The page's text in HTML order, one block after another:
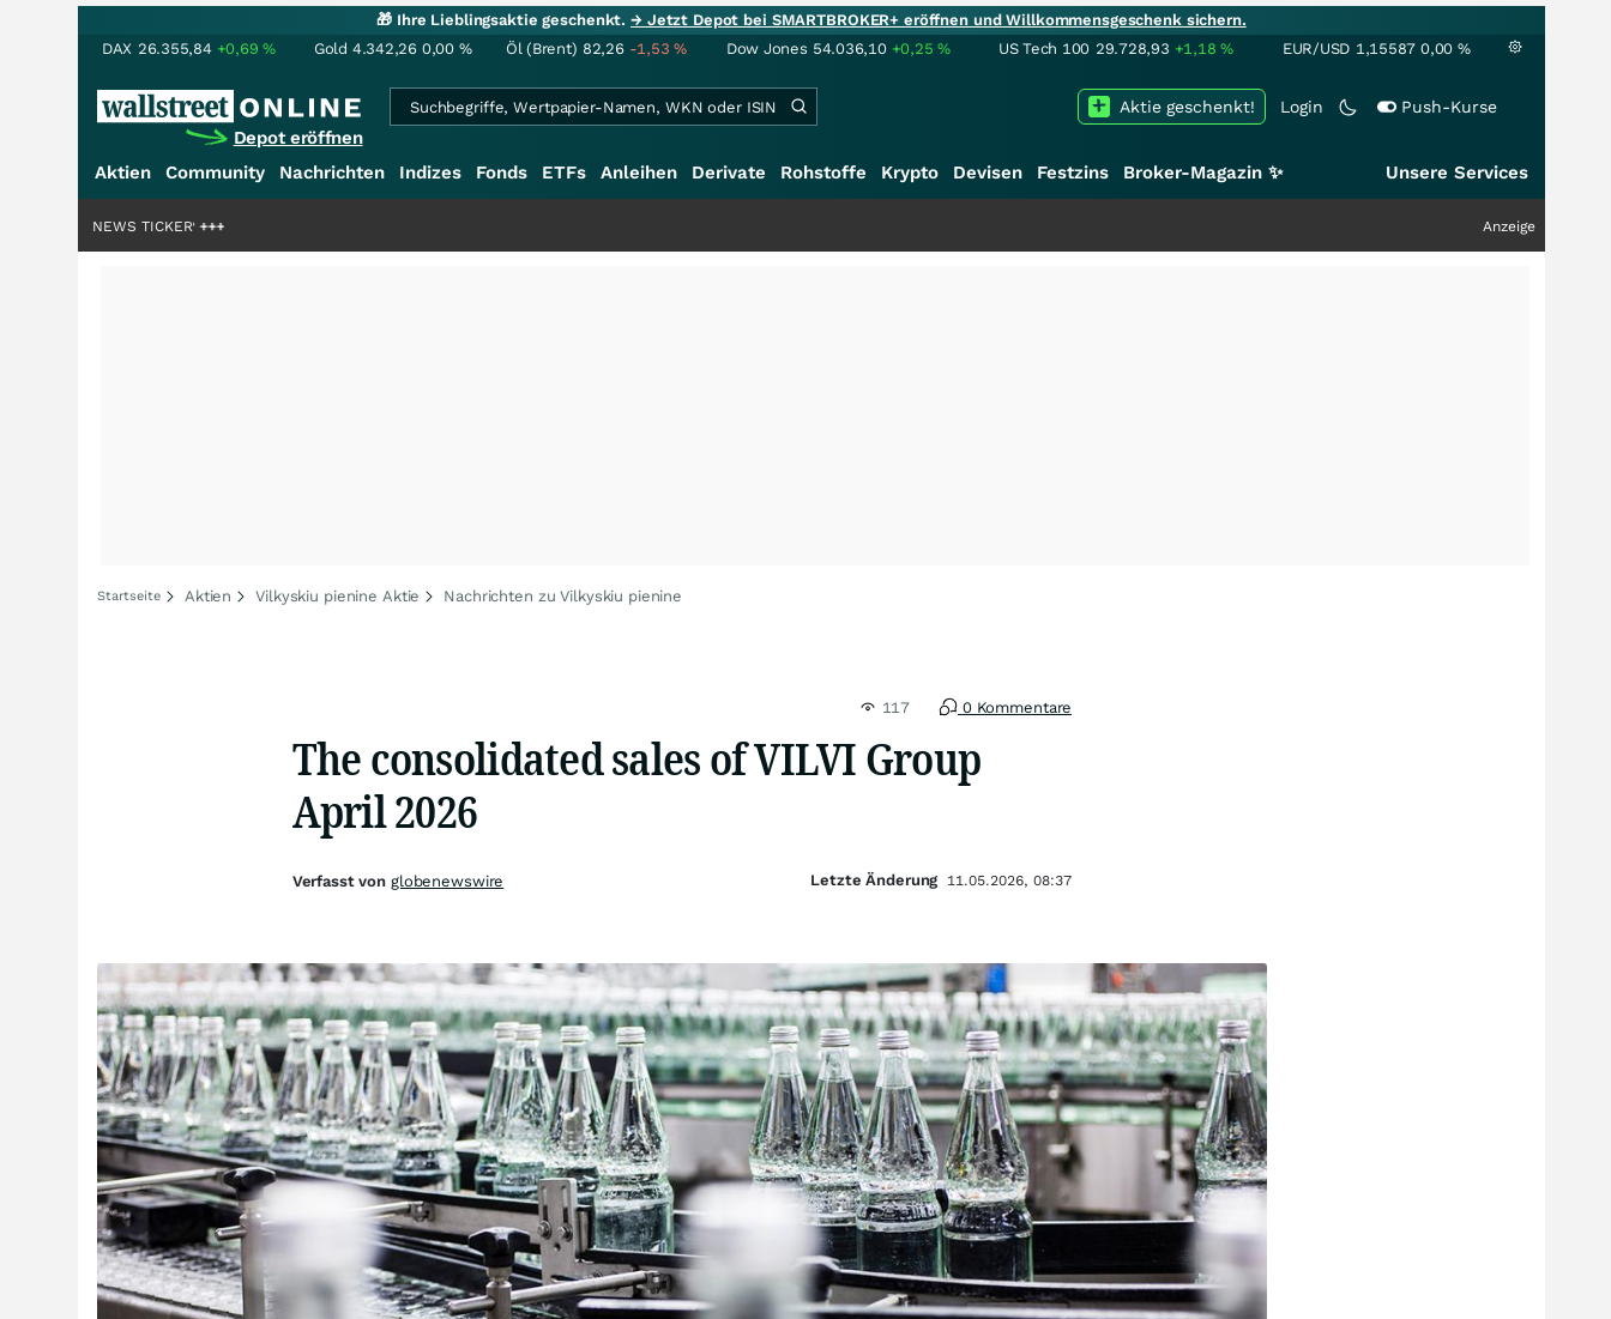
🎁 Ihre Lieblingsaktie geschenkt.→ Jetzt Depot bei SMARTBROKER+ eröffnen und Willkommensgeschenk sichern.
DAX 26.355,84 +0,69% Gold 4.342,26 0,00 % Öl (Brent) 82,26 -1,53% Dow Jones 54.036,10 +0,25% US Tech 100 29.728,93 +1,18% EUR/USD 1,15587 0,00 %
Depot eröffnen
Login Push-Kurse
Aktie geschenkt!
Aktien Community Nachrichten Indizes Fonds ETFs Anleihen Derivate Rohstoffe Krypto Devisen Festzins Broker-Magazin ✨ Unsere Services
+++ Anzeige
NEWS TICKER
Startseite Aktien Vilkyskiu pienine Aktie Nachrichten zu Vilkyskiu pienine
117 0 Kommentare
The consolidated sales of VILVI Group
April 2026
Verfasst von globenewswire Letzte Änderung 11.05.2026, 08:37